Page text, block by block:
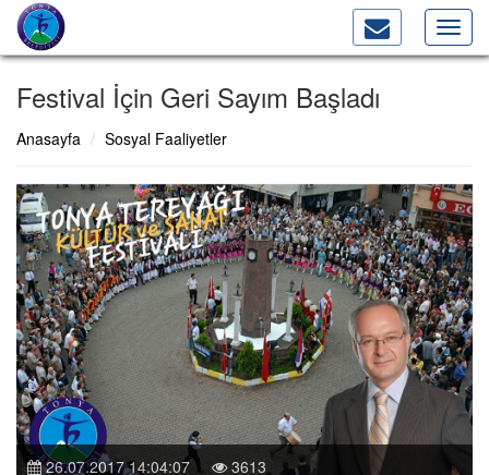
Festival İçin Geri Sayım Başladı
Anasayfa Sosyal Faaliyetler
26.07.2017 14:04:07
3613